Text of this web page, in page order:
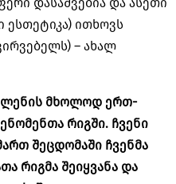
ესთეტიკა) ითხოვს
– ახალ
მხოლოდ ერთ-
რიგში. ჩვენი
შეცდომაში ჩვენმა
რიგმა შეიყვანა და